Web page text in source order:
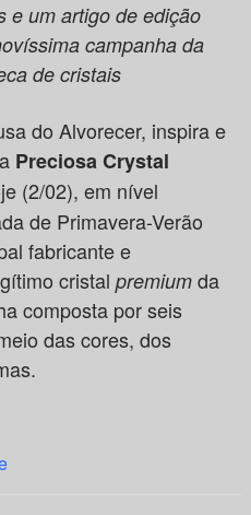
e um artigo de edição
campanha da
de cristais
do Alvorecer, inspira e
Preciosa Crystal
(2/02), em nível
de Primavera-Verão
fabricante e
cristal premiumda
composta por seis
das cores, dos